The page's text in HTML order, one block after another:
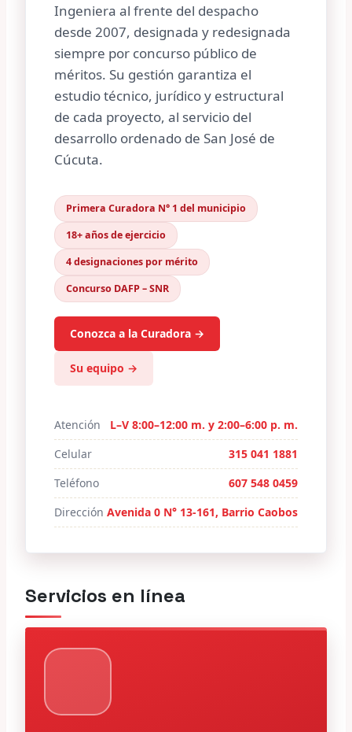
Ingeniera al frente del despacho
desde 2007, designada y redesignada
siempre por concurso público de
méritos. Su gestión garantiza el
estudio técnico, jurídico y estructural
de cada proyecto, al servicio del
desarrollo ordenado de San José de
Cúcuta.
Primera Curadora N° 1 del municipio
18+ años de ejercicio
4 designaciones por mérito
Concurso DAFP – SNR
Conozca a la Curadora →
Su equipo →
Atención
L–V 8:00–12:00 m. y 2:00–6:00 p. m.
Celular
315 041 1881
Teléfono
607 548 0459
Dirección Avenida 0 N° 13-161, Barrio Caobos
Servicios en línea